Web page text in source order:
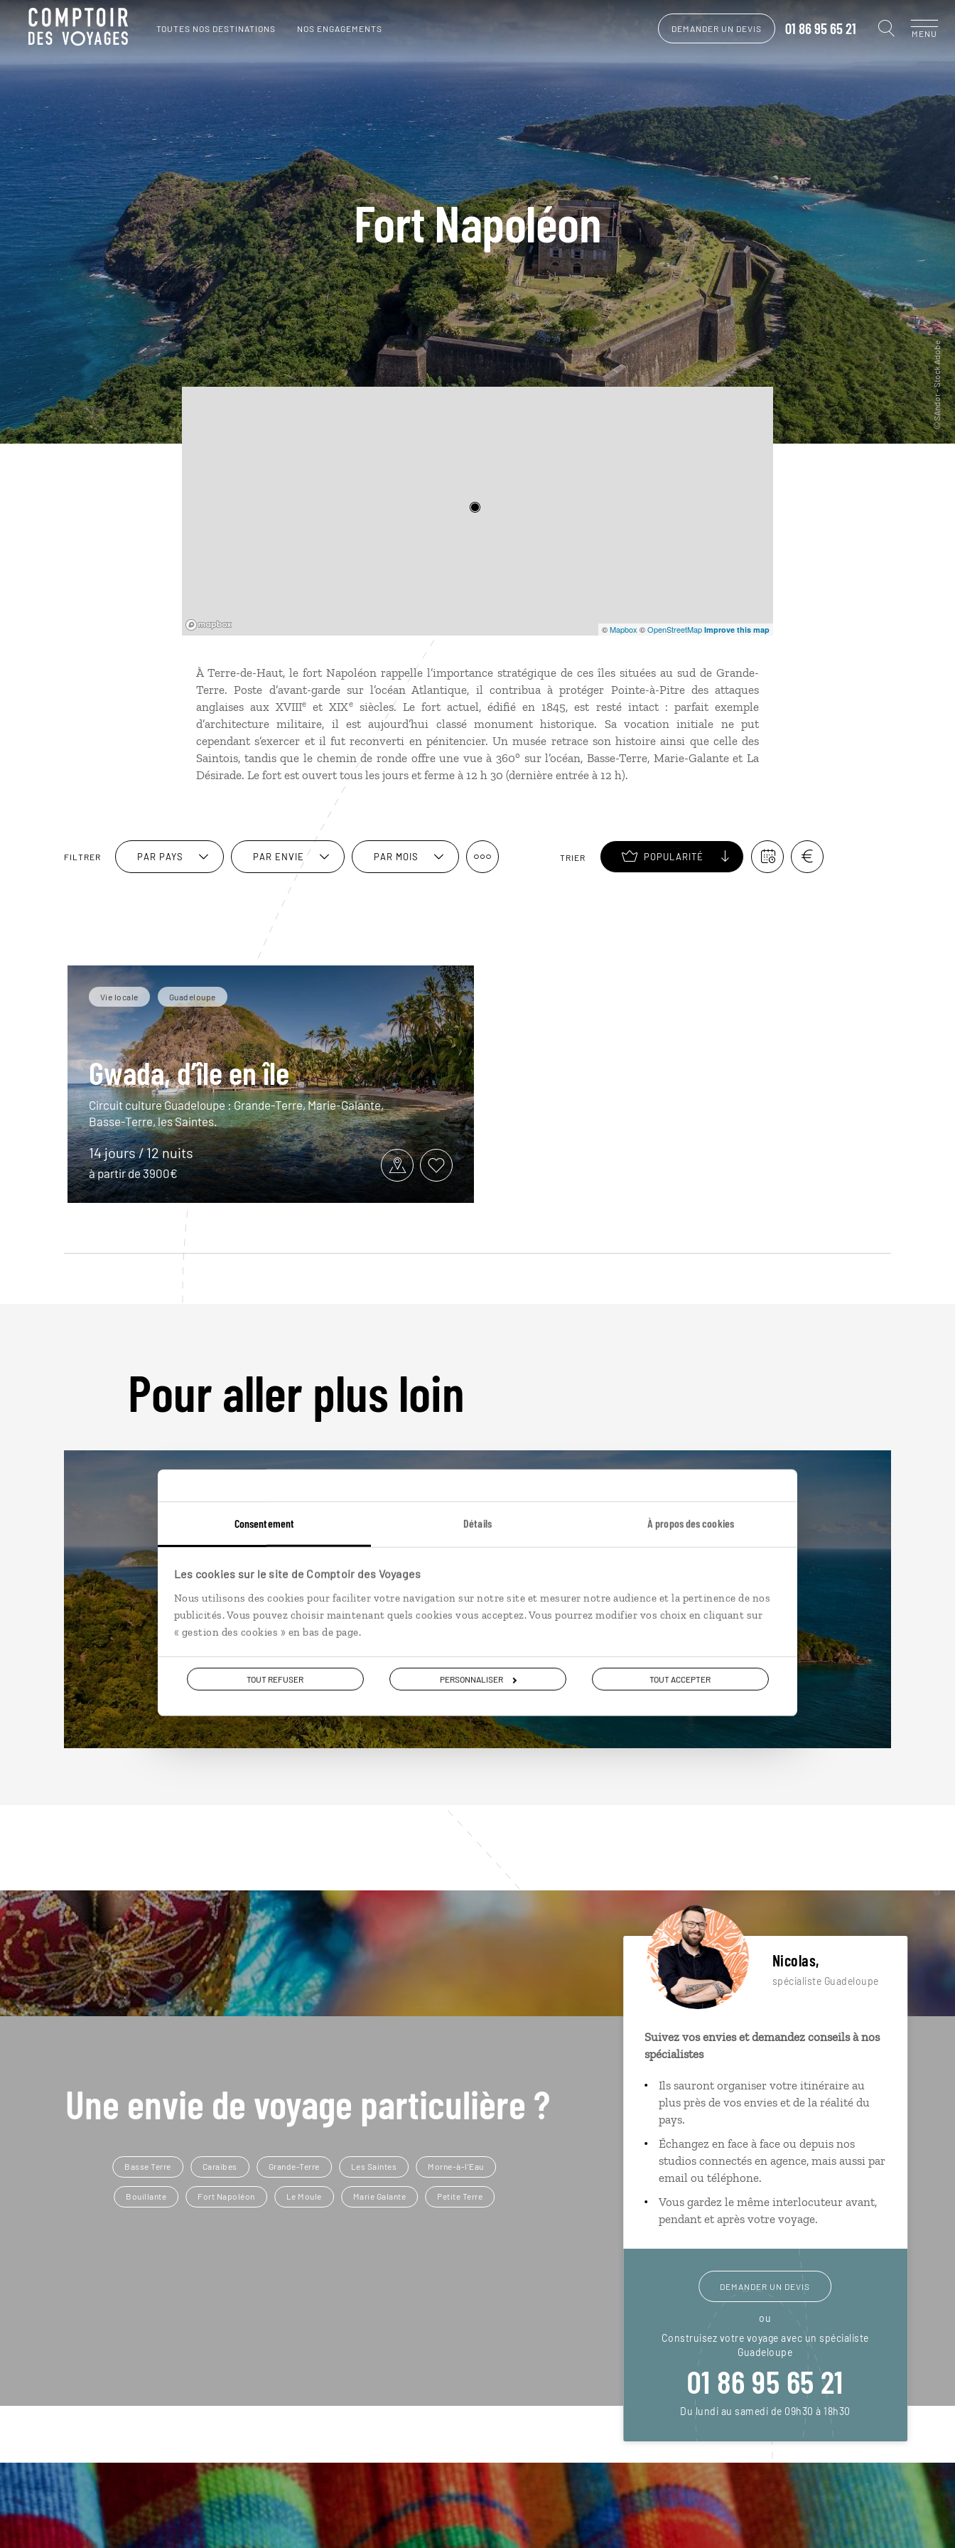
Consentement Détails À propos des cookies
Les cookies sur le site de Comptoir des Voyages
Nous utilisons des cookies pour faciliter votre navigation sur notre site et mesurer notre audience et la pertinence de nos
publicités. Vous pouvez choisir maintenant quels cookies vous acceptez. Vous pourrez modifier vos choix en cliquant sur
« gestion des cookies » en bas de page.
TOUT REFUSER PERSONNALISER TOUT ACCEPTER
TOUTES NOS DESTINATIONS NOS ENGAGEMENTS DEMANDER UN DEVIS 01 86 95 65 21 MENU
Fort Napoléon
©Mapbox ©OpenStreetMap Improve this map
À Terre-de-Haut, le fort Napoléon rappelle l’importance stratégique de ces îles situées au sud de Grande-
Terre. Poste d’avant-garde sur l’océan Atlantique, il contribua à protéger Pointe-à-Pitre des attaques
anglaises aux XVIIIe et XIXesiècles. Le fort actuel, édifié en 1845, est resté intact : parfait exemple
d’architecture militaire, il est aujourd’hui classé monument historique. Sa vocation initiale ne put
cependant s’exercer et il fut reconverti en pénitencier. Un musée retrace son histoire ainsi que celle des
Saintois, tandis que le chemin de ronde offre une vue à 360° sur l’océan, Basse-Terre, Marie-Galante et La
Désirade. Le fort est ouvert tous les jours et ferme à 12 h 30 (dernière entrée à 12 h).
FILTRER PAR PAYS PAR ENVIE PAR MOIS TRIER POPULARITÉ
Vie locale Guadeloupe
Gwada, d’île en île
Circuit culture Guadeloupe : Grande-Terre, Marie-Galante,
Basse-Terre, les Saintes.
14 jours / 12 nuits
à partir de 3900€
Pour aller plus loin
Nos 6 idées de voyage
Guadeloupe
DÉCOUVRIR
Une envie de voyage particulière ?
Basse Terre Caraïbes Grande-Terre Les Saintes Morne-à-l'Eau
Bouillante Fort Napoléon Le Moule Marie Galante Petite Terre
Nicolas,
spécialiste Guadeloupe
Suivez vos envies et demandez conseils à nos
spécialistes
Ils sauront organiser votre itinéraire au
plus près de vos envies et de la réalité du
pays.
Échangez en face à face ou depuis nos
studios connectés en agence, mais aussi par
email ou téléphone.
Vous gardez le même interlocuteur avant,
pendant et après votre voyage.
DEMANDER UN DEVIS
ou
Construisez votre voyage avec un spécialiste
Guadeloupe
01 86 95 65 21
Du lundi au samedi de 09h30 à 18h30